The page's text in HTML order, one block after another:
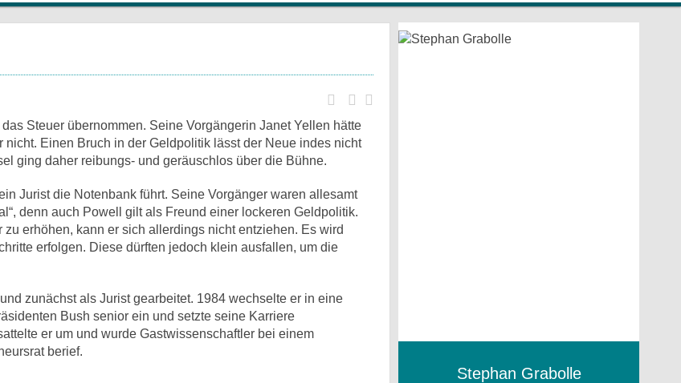
Stephan Grabolle
Steuer übernommen. Seine Vorgängerin Janet Yellen hätte
Einen Bruch in der Geldpolitik lässt der Neue indes nicht
ging daher reibungs- und geräuschlos über die Bühne.
Jurist die Notenbank führt. Seine Vorgänger waren allesamt
denn auch Powell gilt als Freund einer lockeren Geldpolitik.
erhöhen, kann er sich allerdings nicht entziehen. Es wird
erfolgen. Diese dürften jedoch klein ausfallen, um die
zunächst als Jurist gearbeitet. 1984 wechselte er in eine
Bush senior ein und setzte seine Karriere
er um und wurde Gastwissenschaftler bei einem
berief.